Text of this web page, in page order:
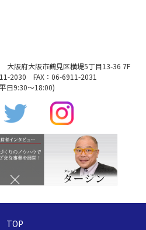
大阪府大阪市鶴見区横堤5丁目13-36 7F
2030 FAX：06-6911-2031
日9:30～18:00)
TOP